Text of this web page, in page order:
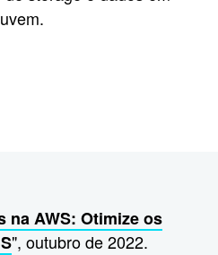
na AWS: Otimize os
", outubro de 2022.